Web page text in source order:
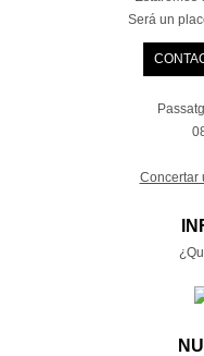
Será un
Concertar